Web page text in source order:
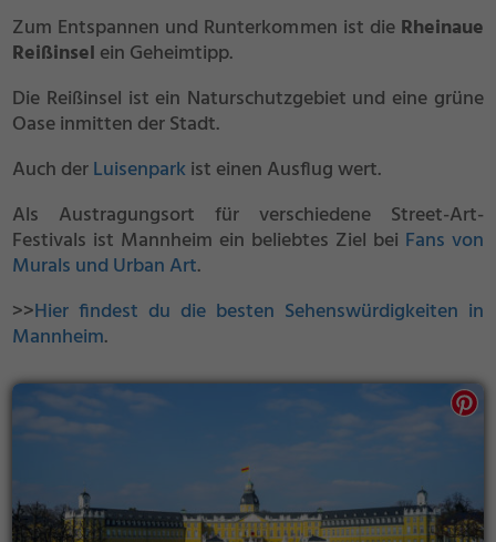
Zum Entspannen und Runterkommen ist die Rheinaue
Reißinsel ein Geheimtipp.
Die Reißinsel ist ein Naturschutzgebiet und eine grüne
Oase inmitten der Stadt.
Auch derLuisenparkist einen Ausflug wert.
Als Austragungsort für verschiedene Street-Art-
Festivals ist Mannheim ein beliebtes Ziel bei Fans von
Murals und Urban Art.
>>Hier findest du die besten Sehenswürdigkeiten in
Mannheim.